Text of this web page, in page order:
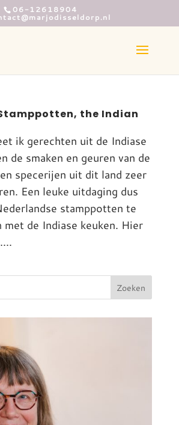
06-12618904
the Indian
ik gerechten uit de Indiase
de smaken en geuren van de
specerijen uit dit land zeer
Een leuke uitdaging dus
stamppotten te
met de Indiase keuken. Hier
Zoeken